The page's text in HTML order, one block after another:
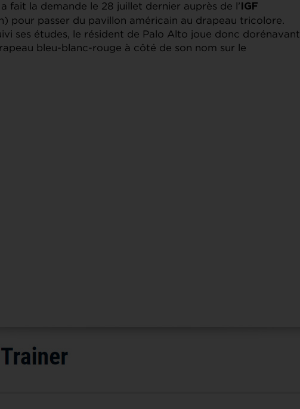
fait la demande le 28 juillet dernier auprès de l’ IGF
pour passer du pavillon américain au drapeau tricolore.
ses études, le résident de Palo Alto joue donc dorénavant
bleu-blanc-rouge à côté de son nom sur le